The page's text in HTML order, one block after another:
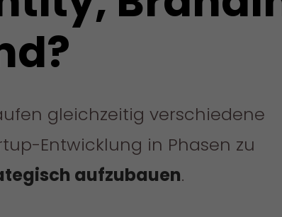
gleichzeitig verschiedene
Entwicklung in Phasen zu
aufzubauen.